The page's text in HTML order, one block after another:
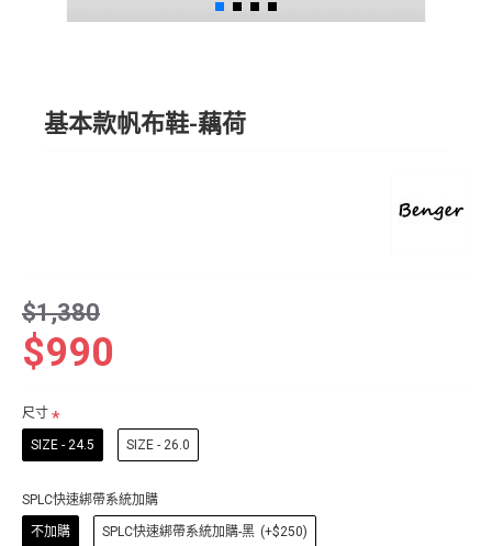
基本款帆布鞋-藕荷
$990
$1,380
尺寸
SIZE - 24.5 SIZE - 26.0
SPLC快速綁帶系統加購
不加購 SPLC快速綁帶系統加購-黑 (+$250)